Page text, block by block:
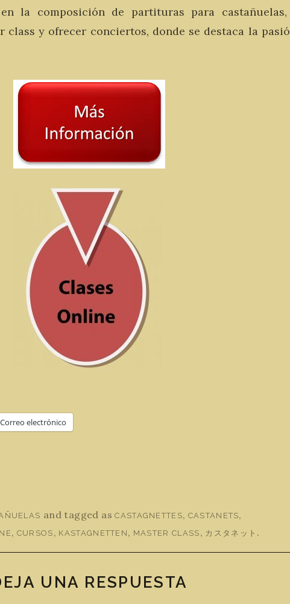
la composición de partituras para
class y ofrecer conciertos, donde se destaca la
Correo electrónico
and tagged asCASTAGNETTES, CASTANETS,
, CURSOS , KASTAGNETTEN , MASTER CLASS , カスタネット .
UNA RESPUESTA